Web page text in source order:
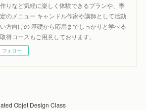
りなど気軽に楽しく体験できるプランや、季
のメニュー キャンドル作家や講師として活動
方向けの 基礎から応用までしっかりと学べる
得コースもご用意しております。
フォロー
Objet Design Class